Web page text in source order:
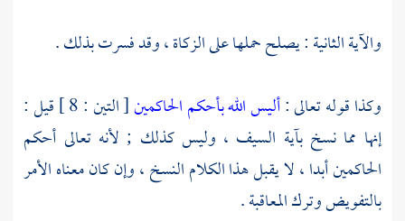
والآية الثانية : يصلح حملها على الزكاة ، وقد فسرت بذلك .
وكذا قوله تعالى :أليس الله بأحكم الحاكمين
[ التين : 8 ] قيل :
إنها مما نسخ بآية السيف ، وليس كذلك ; لأنه تعالى أحكم
الحاكمين أبدا ، لا يقبل هذا الكلام النسخ ، وإن كان معناه الأمر
بالتفويض وترك المعاقبة .